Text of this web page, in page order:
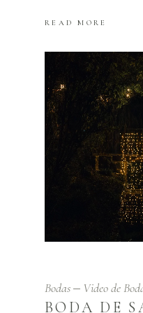
READ MORE
Bodas Video de
BODA DE